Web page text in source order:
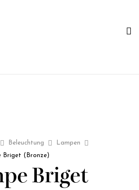
Beleuchtung
Lampen
Briget (Bronze)
Briget